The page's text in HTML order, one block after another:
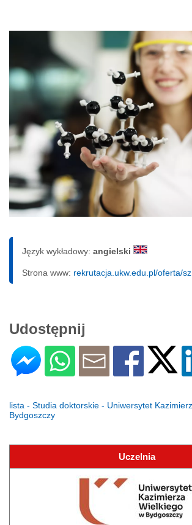
Język wykładowy: angielski
Strona www: rekrutacja.ukw.edu.pl/oferta/
Udostępnij
lista - Studia doktorskie - Uniwersytet
Bydgoszczy
Uczelnia